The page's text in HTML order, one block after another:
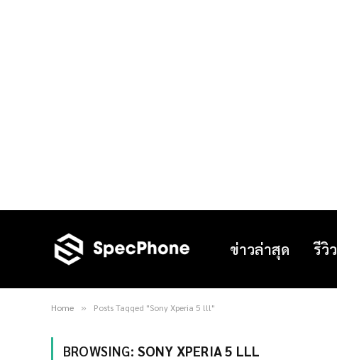
ข่าวล่าสุด รีวิว
Home » Posts Tagged "Sony Xperia 5 lll"
BROWSING: SONY XPERIA 5 LLL